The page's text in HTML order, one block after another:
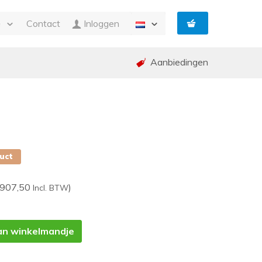
Contact Inloggen
Aanbiedingen
Incl. BTW)
winkelmandje